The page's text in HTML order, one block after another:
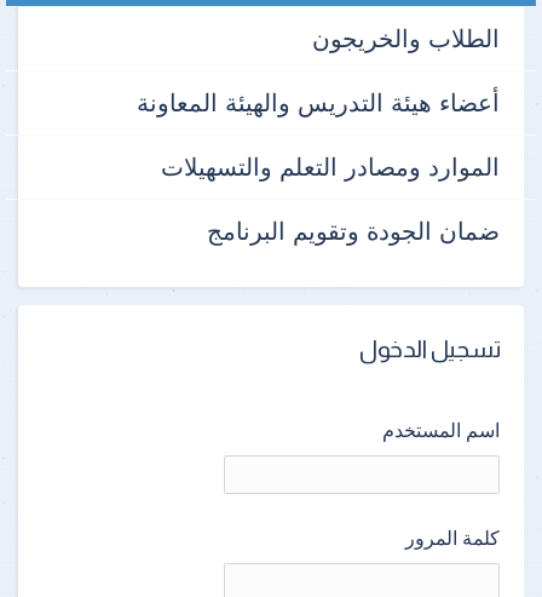
الطلاب والخريجون
أعضاء هيئة التدريس والهيئة المعاونة
الموارد ومصادر التعلم والتسهيلات
ضمان الجودة وتقويم البرنامج
تسجيل الدخول
اسم المستخدم
كلمة المرور